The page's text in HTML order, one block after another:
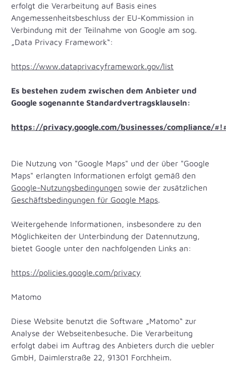
erfolgt die Verarbeitung auf Basis eines
Angemessenheitsbeschluss der EU-Kommission in
Verbindung mit der Teilnahme von Google am sog.
„Data Privacy Framework“:
https://www.dataprivacyframework.gov/list
Es bestehen zudem zwischen dem Anbieter und
Google sogenannte Standardvertragsklauseln:
https://privacy.google.com/businesses/compliance/
Die Nutzung von "Google Maps" und der über "Google
Maps" erlangten Informationen erfolgt gemäß den
Google-Nutzungsbedingungen sowie der zusätzlichen
Geschäftsbedingungen für Google Maps.
Weitergehende Informationen, insbesondere zu den
Möglichkeiten der Unterbindung der Datennutzung,
bietet Google unter den nachfolgenden Links an:
https://policies.google.com/privacy
Matomo
Diese Website benutzt die Software „Matomo“ zur
Analyse der Webseitenbesuche. Die Verarbeitung
erfolgt dabei im Auftrag des Anbieters durch die uebler
GmbH, Daimlerstraße 22, 91301 Forchheim.